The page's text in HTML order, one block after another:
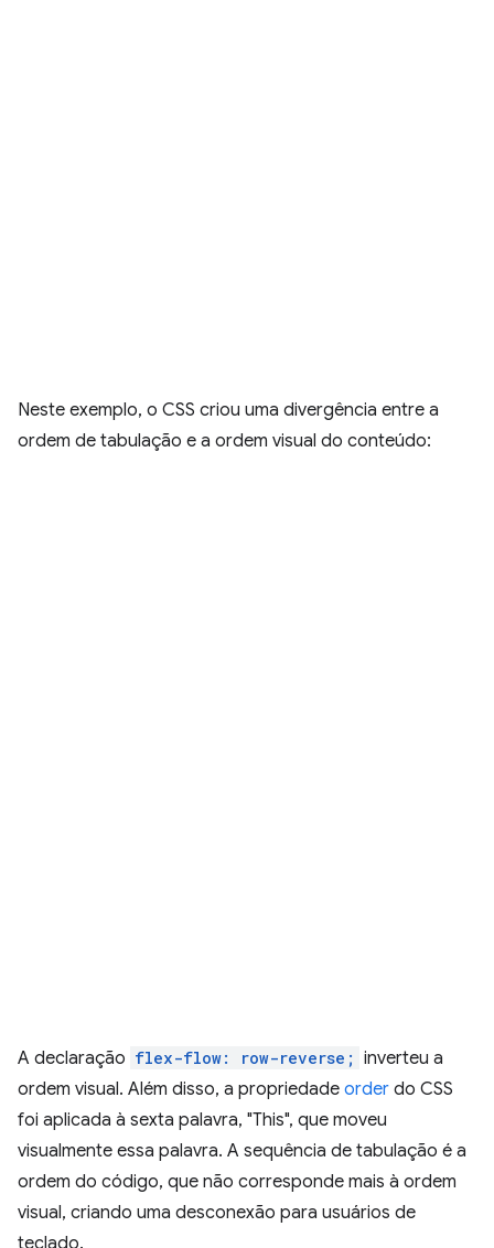
Neste exemplo, o CSS criou uma divergência entre a
ordem de tabulação e a ordem visual do conteúdo:
A declaração flex-flow: row-reverse; inverteu a
ordem visual. Além disso, a propriedade order do CSS
foi aplicada à sexta palavra, "This", que moveu
visualmente essa palavra. A sequência de tabulação é a
ordem do código, que não corresponde mais à ordem
visual, criando uma desconexão para usuários de
teclado.